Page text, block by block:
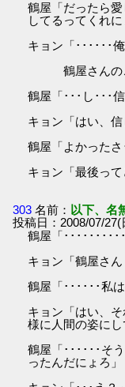
鶴屋「だったら
してるってくれに
キョン「･･････
鶴屋さんのこ
鶴屋「･･･し･･･
キョン「はい、信
鶴屋「よかったさ
キョン「最後って
303 名前： 以下、名
投稿日：2008/07/
鶴屋「･･････････
キョン「鶴屋さん
鶴屋「･･････私
キョン「はい、
様に人間の姿にし
鶴屋「･･････そ
ったんだにょろ」